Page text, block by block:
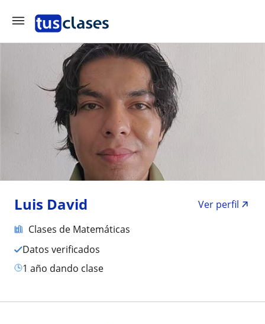
Luis David
Ver perfil
Clases de Matemáticas
Datos verificados
1 año dando clase